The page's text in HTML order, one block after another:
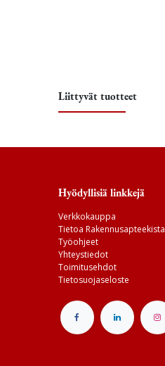
Liittyvät tuotteet
Hyödyllisiä linkkejä
Verkkokauppa
Tietoa Rakennusapteekista
Työohjeet
Yhteystiedot
Toimitusehdot
Tietosuojaseloste